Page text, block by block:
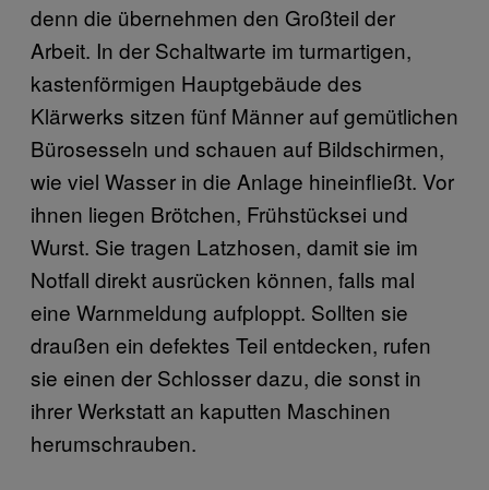
denn die übernehmen den Großteil der
Arbeit. In der Schaltwarte im turmartigen,
kastenförmigen Hauptgebäude des
Klärwerks sitzen fünf Männer auf gemütlichen
Bürosesseln und schauen auf Bildschirmen,
wie viel Wasser in die Anlage hineinfließt. Vor
ihnen liegen Brötchen, Frühstücksei und
Wurst. Sie tragen Latzhosen, damit sie im
Notfall direkt ausrücken können, falls mal
eine Warnmeldung aufploppt. Sollten sie
draußen ein defektes Teil entdecken, rufen
sie einen der Schlosser dazu, die sonst in
ihrer Werkstatt an kaputten Maschinen
herumschrauben.